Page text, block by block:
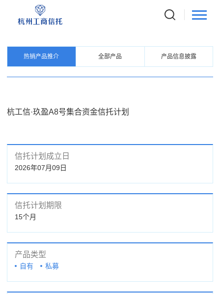
信托产品
热销产品推介 全部产品 产品信息披露
杭工信·玖盈A8号集合资金信托计划
信托计划成立日
2026年07月09日
信托计划期限
15个月
产品类型
自有 私募